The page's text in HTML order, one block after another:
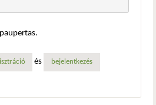
és bejelentkezés